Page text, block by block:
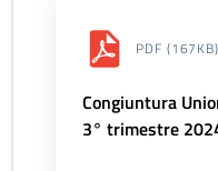
PDF (167KB)
Congiuntura
3° trimestre